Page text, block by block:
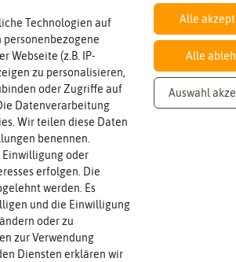
Technologien auf
personenbezogene
Webseite (z.B. IP-
zu personalisieren,
oder Zugriffe auf
Datenverarbeitung
Wir teilen diese Daten
benennen.
oder
erfolgen. Die
werden. Es
und die Einwilligung
oder zu
zur Verwendung
Diensten erklären wir
Alle
Alle
Auswahl